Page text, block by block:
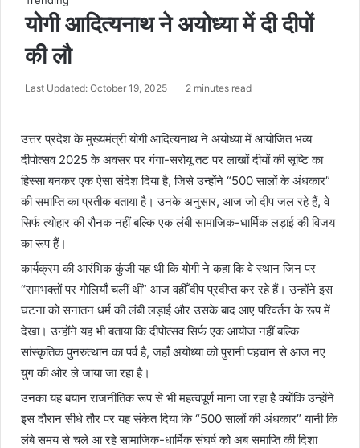
योगी आदित्यनाथ ने अयोध्या में दी दीपों
की लौ
Last Updated: October 19, 2025 2 minutes read
उत्तर प्रदेश के मुख्यमंत्री योगी आदित्यनाथ ने अयोध्या में आयोजित भव्य
दीपोत्सव 2025 के अवसर पर गंगा-सरोयू तट पर लाखों दीयों की सृष्टि का
हिस्सा बनकर एक ऐसा संदेश दिया है, जिसे उन्होंने “500 सालों के अंधकार”
की समाप्ति का प्रतीक बताया है। उनके अनुसार, आज जो दीप जल रहे हैं, वे
सिर्फ त्योहार की रौनक नहीं बल्कि एक लंबी सामाजिक-धार्मिक लड़ाई की विजय
का रूप हैं।
कार्यक्रम की आरंभिक कुंजी यह थी कि योगी ने कहा कि वे स्थान जिन पर
“रामभक्तों पर गोलियाँ चलीं थीं” आज वहीँ दीप प्रदीप्त कर रहे हैं। उन्होंने इस
घटना को सनातन धर्म की लंबी लड़ाई और उसके बाद आए परिवर्तन के रूप में
देखा। उन्होंने यह भी बताया कि दीपोत्सव सिर्फ एक आयोज नहीं बल्कि
सांस्कृतिक पुनरुत्थान का पर्व है, जहाँ अयोध्या को पुरानी पहचान से आज नए
युग की ओर ले जाया जा रहा है।
उनका यह बयान राजनीतिक रूप से भी महत्वपूर्ण माना जा रहा है क्योंकि उन्होंने
इस दौरान सीधे तौर पर यह संकेत दिया कि “500 सालों की अंधकार” यानी कि
लंबे समय से चले आ रहे सामाजिक-धार्मिक संघर्ष को अब समाप्ति की दिशा